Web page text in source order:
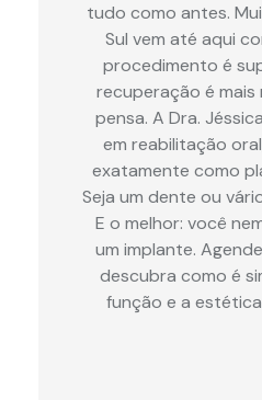
tudo como antes.
Sul vem até aqui
procedimento é
recuperação é
pensa. A Dra.
em reabilitação
exatamente como
Seja um dente ou
E o melhor: você
um implante.
descubra como é
função e a